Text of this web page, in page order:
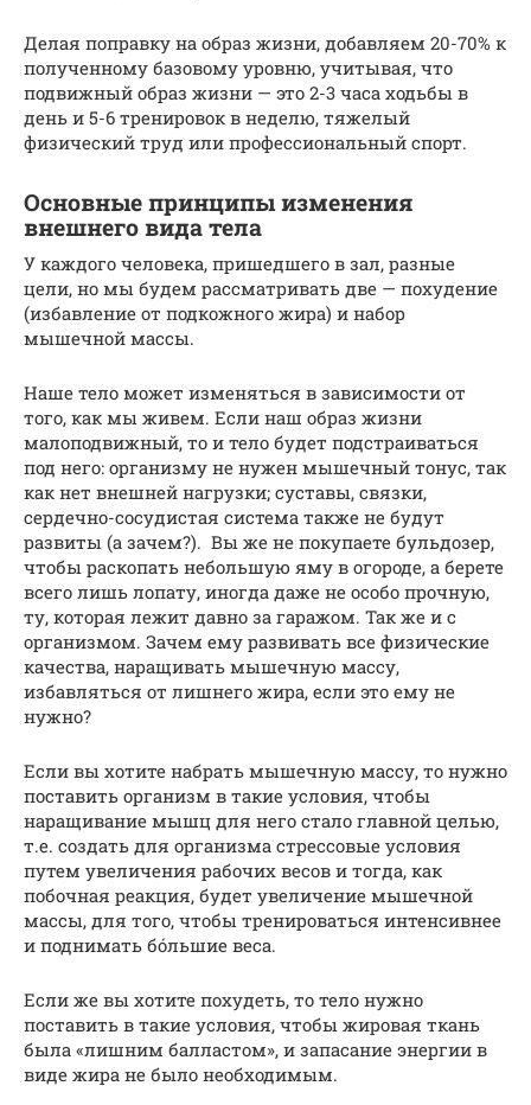
Делая поправку на образ жизни, добавляем 20-70% к
полученному базовому уровню, учитывая, что
подвижный образ жизни — это 2-3 часа ходьбы в
день и 5-6 тренировок в неделю, тяжелый
физический труд или профессиональный спорт.
Основные принципы изменения
внешнего вида тела
У каждого человека, пришедшего в зал, разные
цели, но мы будем рассматривать две — похудение
(избавление от подкожного жира) и набор
мышечной массы.
Наше тело может изменяться в зависимости от
того, как мы живем. Если наш образ жизни
малоподвижный, то и тело будет подстраиваться
под него: организму не нужен мышечный тонус, так
как нет внешней нагрузки; суставы, связки,
сердечно-сосудистая система также не будут
развиты (а зачем?). Вы же не покупаете бульдозер,
чтобы раскопать небольшую яму в огороде, а берете
всего лишь лопату, иногда даже не особо прочную,
ту, которая лежит давно за гаражом. Так же и с
организмом. Зачем ему развивать все физические
качества, наращивать мышечную массу,
избавляться от лишнего жира, если это ему не
нужно?
Если вы хотите набрать мышечную массу, то нужно
поставить организм в такие условия, чтобы
наращивание мышц для него стало главной целью,
т.е. создать для организма стрессовые условия
путем увеличения рабочих весов и тогда, как
побочная реакция, будет увеличение мышечной
массы, для того, чтобы тренироваться интенсивнее
и поднимать бо́льшие веса.
Если же вы хотите похудеть, то тело нужно
поставить в такие условия, чтобы жировая ткань
была «лишним балластом», и запасание энергии в
виде жира не было необходимым.